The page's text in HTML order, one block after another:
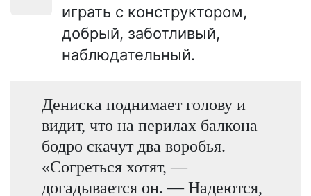
играть с конструктором,
добрый, заботливый,
наблюдательный.
Дениска поднимает голову и
видит, что на перилах балкона
бодро скачут два воробья.
«Согреться хотят, —
догадывается он. — Надеются,